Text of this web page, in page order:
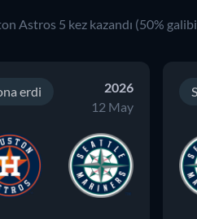
Astros 5 kez kazandı (50%
erdi
2026
12 May